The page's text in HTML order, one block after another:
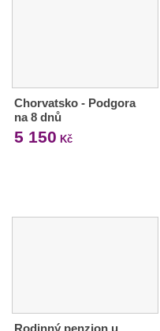
Chorvatsko - Podgora
na 8 dnů
5 150 Kč